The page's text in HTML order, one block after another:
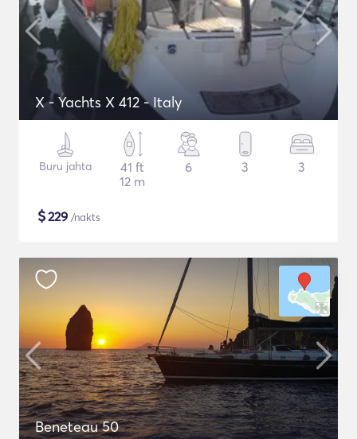
X - Yachts X 412 - Italy
Buru jahta
41 ft
12 m
6 3 3
$229 /nakts
Beneteau 50